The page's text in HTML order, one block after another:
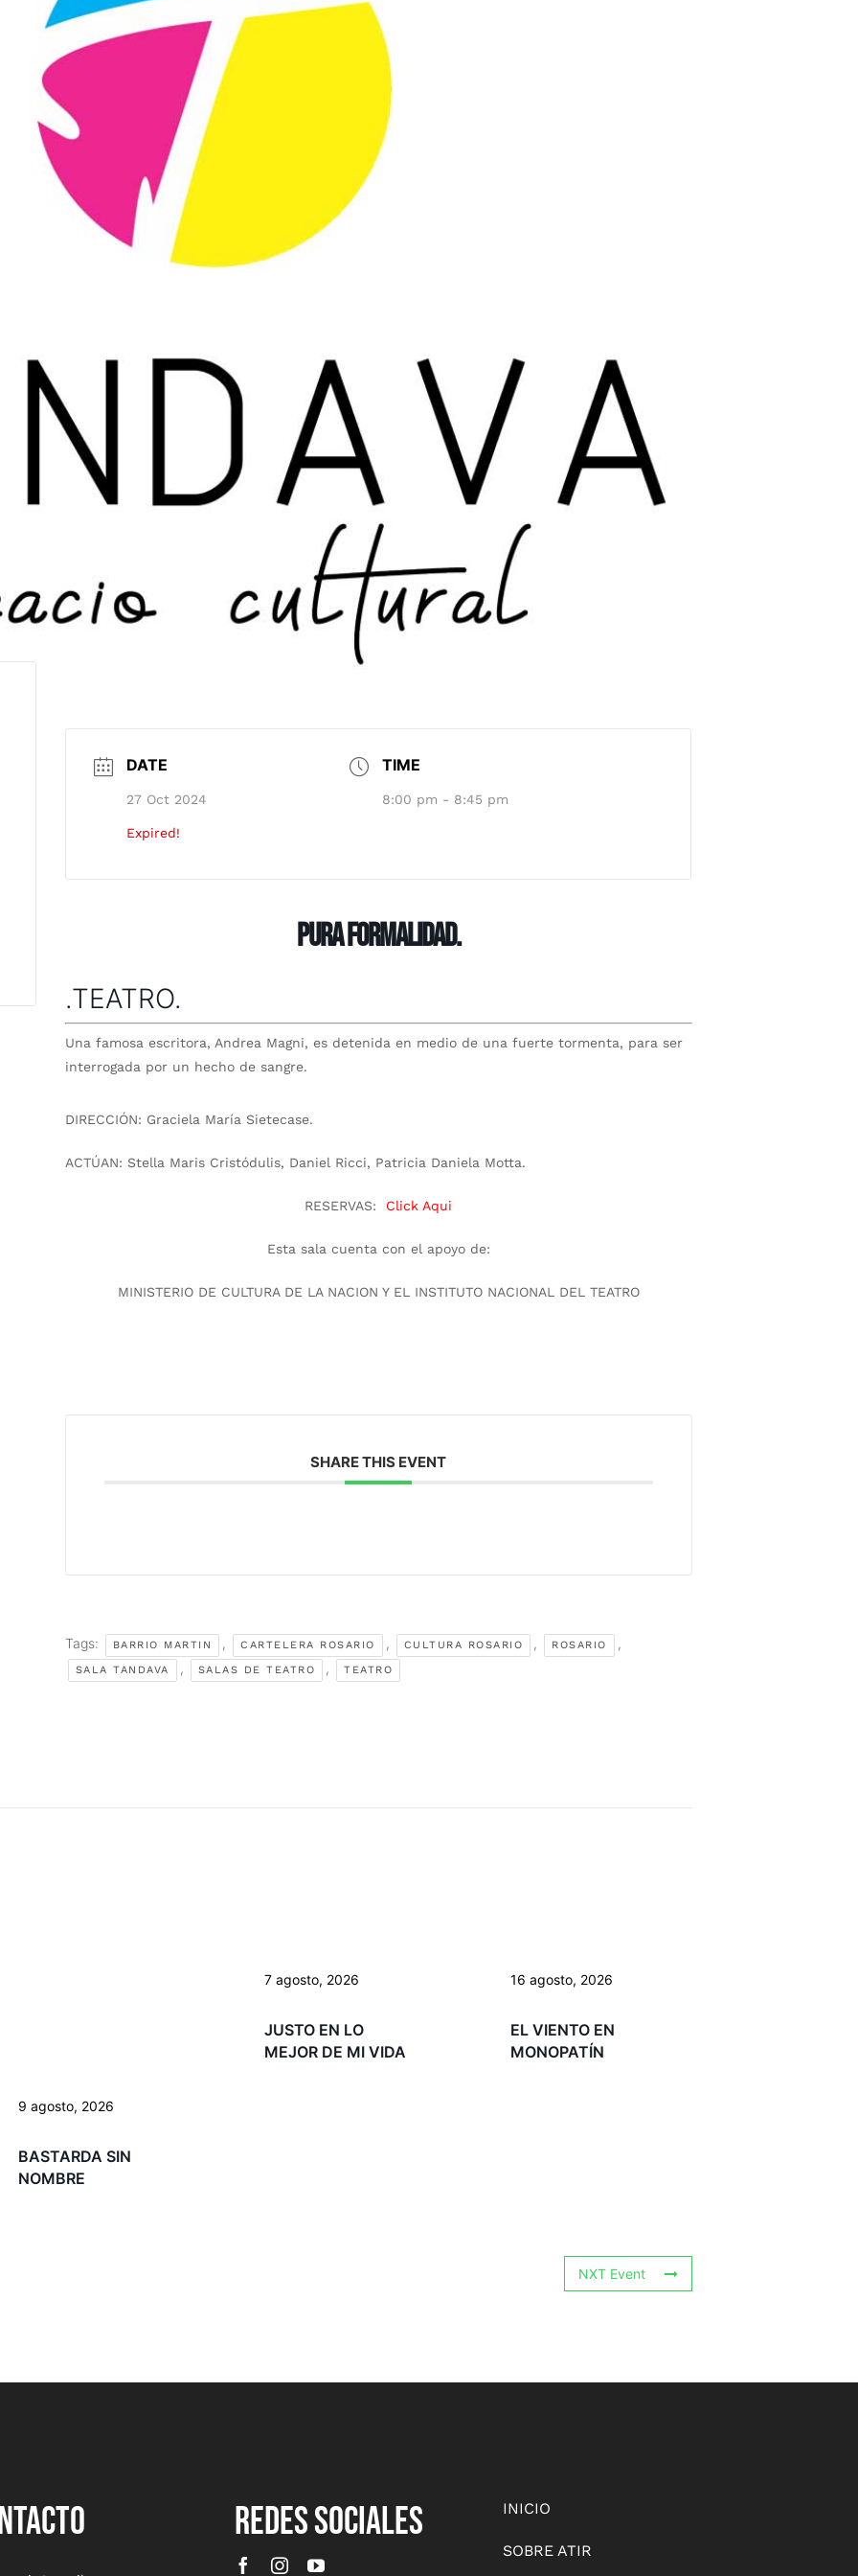
DATE
27 Oct 2024
Expired!
TIME
8:00 pm - 8:45 pm
PURA FORMALIDAD.
.TEATRO.
Una famosa escritora, Andrea Magni, es detenida en medio de una fuerte tormenta, para ser
interrogada por un hecho de sangre.
DIRECCIÓN: Graciela María Sietecase.
ACTÚAN: Stella Maris Cristódulis, Daniel Ricci, Patricia Daniela Motta.
RESERVAS: Click Aqui
Esta sala cuenta con el apoyo de:
MINISTERIO DE CULTURA DE LA NACION Y EL INSTITUTO NACIONAL DEL TEATRO
SHARE THIS EVENT
Tags: BARRIO MARTIN , CARTELERA ROSARIO , CULTURA ROSARIO , ROSARIO ,
SALA TANDAVA , SALAS DE TEATRO , TEATRO
9 agosto, 2026
BASTARDA SIN
NOMBRE
7 agosto, 2026
JUSTO EN LO
MEJOR DE MI VIDA
16 agosto, 2026
EL VIENTO EN
MONOPATÍN
NXT Event
REDES SOCIALES INICIO
SOBRE ATIR